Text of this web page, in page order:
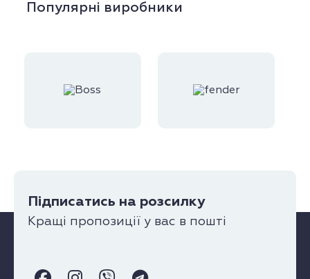
Популярні виробники
Підписатись на розсилку
Кращі пропозиції у вас в пошті